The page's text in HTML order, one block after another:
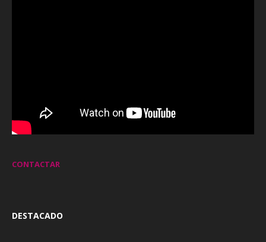
CONTACTAR
DESTACADO